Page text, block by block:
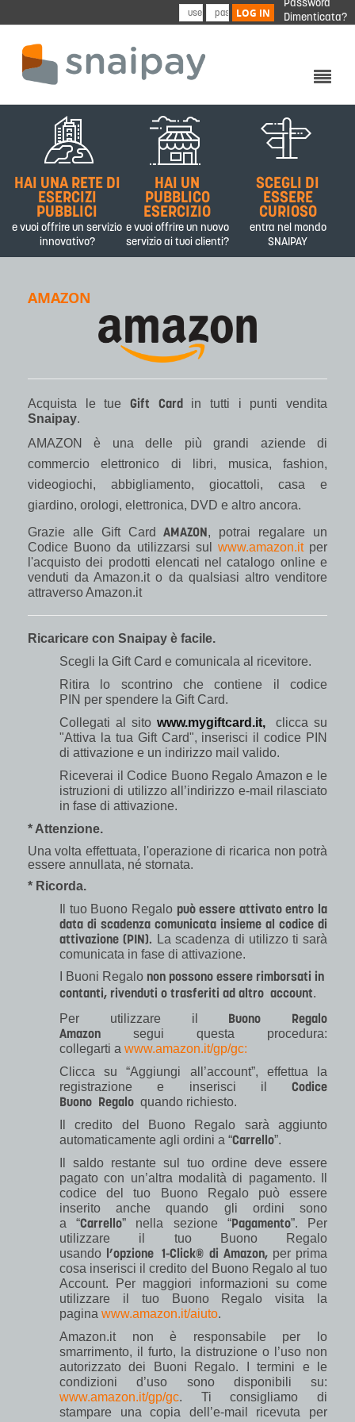
LOG IN
Password
Dimenticata?
CHI SIAMO
PRODOTTI&SERVIZI
PARTNER
CONTATTI
HAI UNA RETE DI
ESERCIZI
PUBBLICI
e vuoi offrire un servizio
innovativo?
HAI UN
PUBBLICO
ESERCIZIO
e vuoi offrire un nuovo
servizio ai tuoi clienti?
SCEGLI DI
ESSERE
CURIOSO
entra nel mondo
SNAIPAY
AMAZON
Acquista le tue Gift Card in tutti i punti vendita
Snaipay.
AMAZON è una delle più grandi aziende di
commercio elettronico di libri, musica, fashion,
videogiochi, abbigliamento, giocattoli, casa e
giardino, orologi, elettronica, DVD e altro ancora.
Grazie alle Gift CardAMAZON, potrai regalare un
Codice Buono da utilizzarsi sul www.amazon.itper
l'acquisto dei prodotti elencati nel catalogo online e
venduti da Amazon.it o da qualsiasi altro venditore
attraverso Amazon.it
Ricaricare con Snaipay è facile.
Scegli la Gift Card e comunicala al ricevitore.
Ritira lo scontrino che contiene il codice
PIN per spendere la Gift Card.
Collegati al sito www.mygiftcard.it,
clicca su
"Attiva la tua Gift Card", inserisci il codice PIN
di attivazione e un indirizzo mail valido.
Riceverai il Codice Buono Regalo Amazon e le
istruzioni di utilizzo all’indirizzo e-mail rilasciato
in fase di attivazione.
* Attenzione.
Una volta effettuata, l'operazione di ricarica non potrà
essere annullata, né stornata.
* Ricorda.
Il tuo Buono Regalo può essere attivato entro la
data di scadenza comunicata insieme al codice di
attivazione (PIN). La scadenza di utilizzo ti sarà
comunicata in fase di attivazione.
I Buoni Regalo non possono essere rimborsati in
contanti, rivenduti o trasferiti ad altro account.
Per utilizzare il Buono Regalo
Amazon segui questa procedura:
collegarti a www.amazon.it/gp/gc:
Clicca su “Aggiungi all’account”, effettua la
registrazione e inserisci il Codice
Buono Regalo quando richiesto.
Il credito del Buono Regalo sarà aggiunto
automaticamente agli ordini a “Carrello”.
Il saldo restante sul tuo ordine deve essere
pagato con un’altra modalità di pagamento. Il
codice del tuo Buono Regalo può essere
inserito anche quando gli ordini sono
a “Carrello” nella sezione “Pagamento”. Per
utilizzare il tuo Buono Regalo
usando l’opzione 1-Click® di Amazon,per prima
cosa inserisci il credito del Buono Regalo al tuo
Account. Per maggiori informazioni su come
utilizzare il tuo Buono Regalo visita la
pagina www.amazon.it/aiuto.
Amazon.it non è responsabile per lo
smarrimento, il furto, la distruzione o l’uso non
autorizzato dei Buoni Regalo. I termini e le
condizioni d’uso sono disponibili su:
www.amazon.it/gp/gc. Ti consigliamo di
stampare una copia dell’e-mail ricevuta per